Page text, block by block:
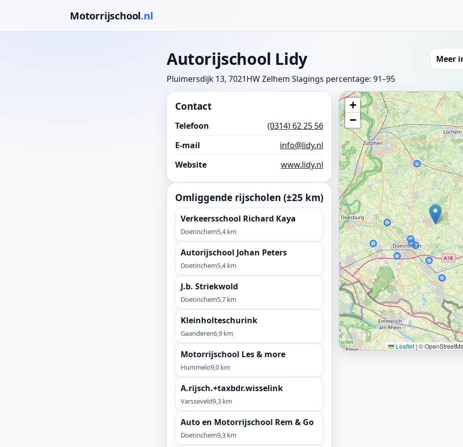
Motorrijschool.nl
Autorijschool Lidy
Pluimersdijk 13, 7021HW Zelhem Slagings percentage: 91–95
Meer
Contact
Telefoon
(0314) 62 25 56
E-mail
info@lidy.nl
Website
www.lidy.nl
Omliggende rijscholen (±25 km)
Verkeersschool Richard Kaya
Doetinchem5,4 km
Autorijschool Johan Peters
Doetinchem5,4 km
J.b. Striekwold
Doetinchem5,7 km
Kleinholteschurink
Gaanderen6,9 km
Motorrijschool Les & more
Hummelo9,0 km
A.rijsch.+taxbdr.wisselink
Varsseveld9,3 km
Auto en Motorrijschool Rem & Go
Doetinchem9,3 km
+
−
Leaflet | ©